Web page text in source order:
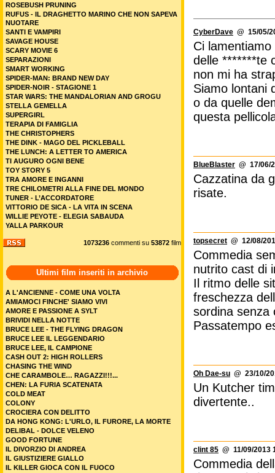
CyberDave @ 15/05/
Ci
delle *******te
non mi ha
Siamo lontani
o da quelle
questa
BlueBlaster @ 17/06/
Cazzatina da
risate.
topsecret @ 12/08/
Commedia
nutrito cast di
Il ritmo delle
freschezza
sordina senza
Passatempo
Oh Dae-su @ 23/10/
Un Kutcher
divertente..
clint 85 @ 11/09/2013
Commedia
ROSEBUSH PRUNING
RUFUS - IL DRAGHETTO MARINO CHE NON SAPEVA
NUOTARE
SANTI E VAMPIRI
SAVAGE HOUSE
SCARY MOVIE 6
SEPARAZIONI
SMART WORKING
SPIDER-MAN: BRAND NEW DAY
SPIDER-NOIR - STAGIONE 1
STAR WARS: THE MANDALORIAN AND GROGU
STELLA GEMELLA
SUPERGIRL
TERAPIA DI FAMIGLIA
THE CHRISTOPHERS
THE DINK - MAGO DEL PICKLEBALL
THE LUNCH: A LETTER TO AMERICA
TI AUGURO OGNI BENE
TOY STORY 5
TRA AMORE E INGANNI
TRE CHILOMETRI ALLA FINE DEL MONDO
TUNER - L’ACCORDATORE
VITTORIO DE SICA - LA VITA IN SCENA
WILLIE PEYOTE - ELEGIA SABAUDA
YALLA PARKOUR
1073236 commenti su 53872 film
Ultimi film inseriti in archivio
A L'ANCIENNE - COME UNA VOLTA
AMIAMOCI FINCHE' SIAMO VIVI
AMORE E PASSIONE A SYLT
BRIVIDI NELLA NOTTE
BRUCE LEE - THE FLYING DRAGON
BRUCE LEE IL LEGGENDARIO
BRUCE LEE, IL CAMPIONE
CASH OUT 2: HIGH ROLLERS
CHASING THE WIND
CHE CARAMBOLE… RAGAZZI!!!...
CHEN: LA FURIA SCATENATA
COLD MEAT
COLONY
CROCIERA CON DELITTO
DA HONG KONG: L'URLO, IL FURORE, LA MORTE
DELIBAL - DOLCE VELENO
GOOD FORTUNE
IL DIVORZIO DI ANDREA
IL GIUSTIZIERE GIALLO
IL KILLER GIOCA CON IL FUOCO